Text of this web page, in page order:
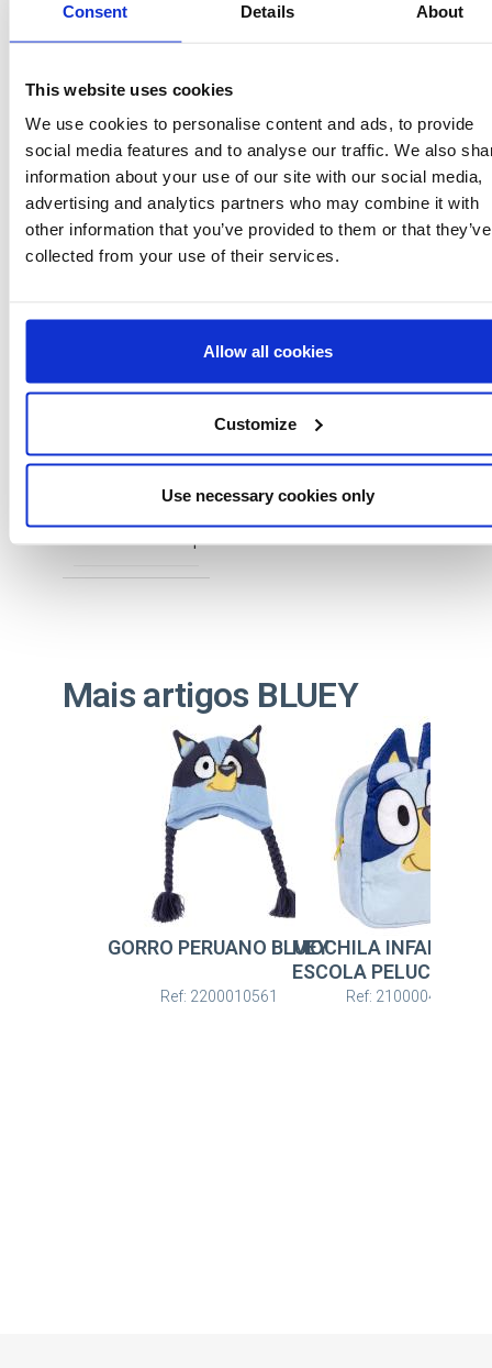
Consent Details About
This website uses cookies
We use cookies to personalise content and ads, to provide
social media features and to analyse our traffic. We also
information about your use of our site with our social media,
advertising and analytics partners who may combine it with
other information that you’ve provided to them or that they’ve
collected from your use of their services.
Allow all cookies
Customize
Use necessary cookies only
1
WHITE
8445484392630
1
Mais artigos BLUEY
GORRO PERUANO BLUEY
Ref: 2200010561
MOCHILA INFANTIL
ESCOLA PELUCHE
Ref: 2100004866